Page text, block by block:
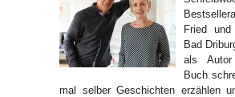
Fried
Bad
als
Buch
mal selber Geschichten erzählen